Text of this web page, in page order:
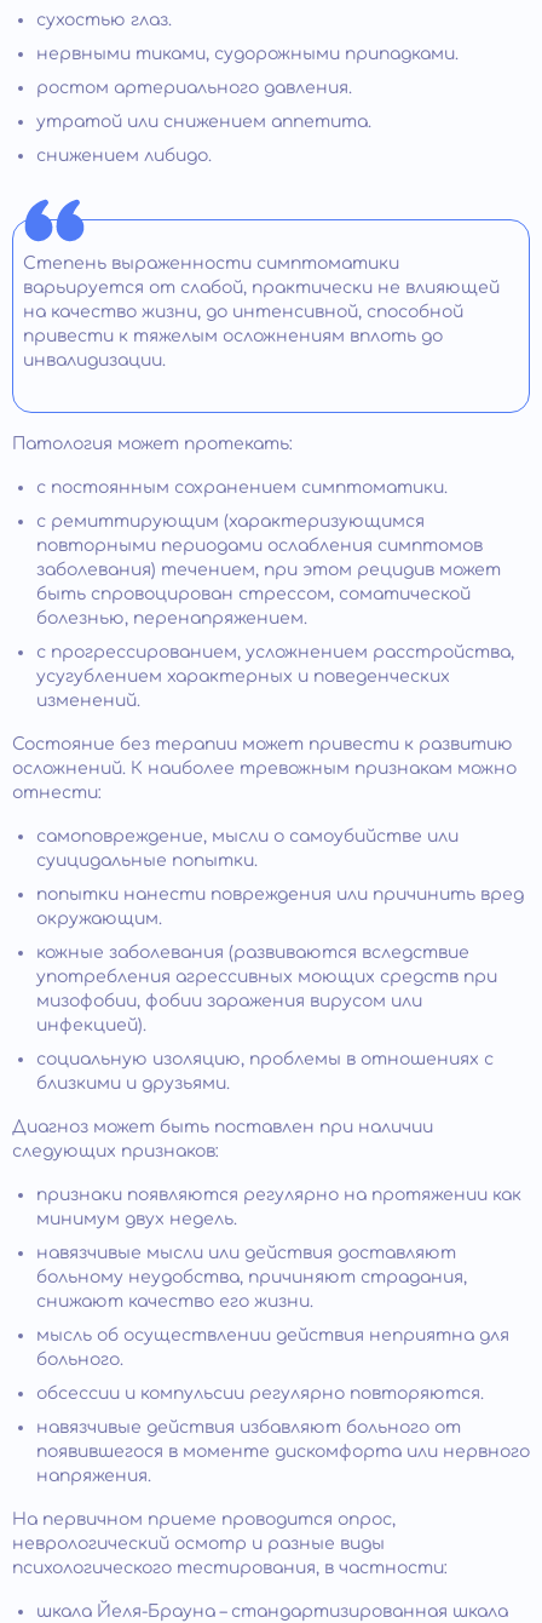
сухостью глаз.
нервными тиками, судорожными припадками.
ростом артериального давления.
утратой или снижением аппетита.
снижением либидо.
Степень выраженности симптоматики
варьируется от слабой, практически не влияющей
на качество жизни, до интенсивной, способной
привести к тяжелым осложнениям вплоть до
инвалидизации.
Патология может протекать:
с постоянным сохранением симптоматики.
с ремиттирующим (характеризующимся
повторными периодами ослабления симптомов
заболевания) течением, при этом рецидив может
быть спровоцирован стрессом, соматической
болезнью, перенапряжением.
с прогрессированием, усложнением расстройства,
усугублением характерных и поведенческих
изменений.
Состояние без терапии может привести к развитию
осложнений. К наиболее тревожным признакам можно
отнести:
самоповреждение, мысли о самоубийстве или
суицидальные попытки.
попытки нанести повреждения или причинить вред
окружающим.
кожные заболевания (развиваются вследствие
употребления агрессивных моющих средств при
мизофобии, фобии заражения вирусом или
инфекцией).
социальную изоляцию, проблемы в отношениях с
близкими и друзьями.
Диагноз может быть поставлен при наличии
следующих признаков:
признаки появляются регулярно на протяжении как
минимум двух недель.
навязчивые мысли или действия доставляют
больному неудобства, причиняют страдания,
снижают качество его жизни.
мысль об осуществлении действия неприятна для
больного.
обсессии и компульсии регулярно повторяются.
навязчивые действия избавляют больного от
появившегося в моменте дискомфорта или нервного
напряжения.
На первичном приеме проводится опрос,
неврологический осмотр и разные виды
психологического тестирования, в частности:
шкала Йеля-Брауна – стандартизированная шкала